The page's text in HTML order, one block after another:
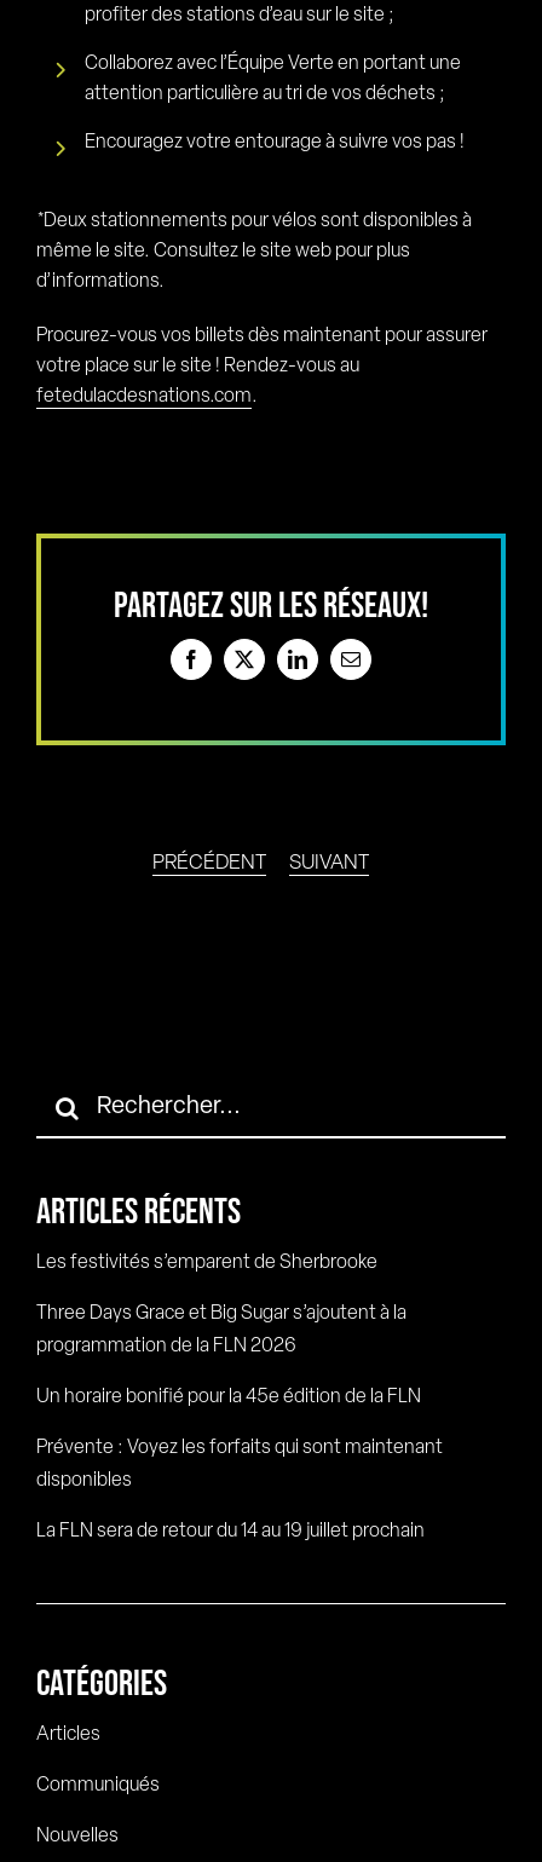
profiter des stations d’eau sur le site ;
Collaborez avec l’Équipe Verte en portant une
attention particulière au tri de vos déchets ;
Encouragez votre entourage à suivre vos pas !
*Deux stationnements pour vélos sont disponibles à
même le site. Consultez le site web pour plus
d’informations.
Procurez-vous vos billets dès maintenant pour assurer
votre place sur le site ! Rendez-vous au
fetedulacdesnations.com.
PARTAGEZ SUR LES RÉSEAUX!
Facebook
X LinkedInEmail
PRÉCÉDENT SUIVANT
Rechercher:
ARTICLES RÉCENTS
Les festivités s’emparent de Sherbrooke
Three Days Grace et Big Sugar s’ajoutent à la
programmation de la FLN 2026
Un horaire bonifié pour la 45e édition de la FLN
Prévente : Voyez les forfaits qui sont maintenant
disponibles
La FLN sera de retour du 14 au 19 juillet prochain
CATÉGORIES
Articles
Communiqués
Nouvelles